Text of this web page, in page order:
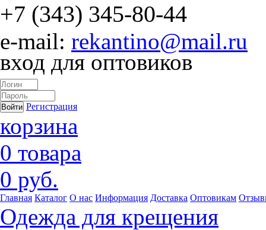
+7 (343) 345-80-44
e-mail: rekantino@mail.ru
вход для оптовиков
Регистрация
корзина
0 товара
0 руб.
Главная Каталог О нас Информация Доставка Оптовикам
Одежда для крещения